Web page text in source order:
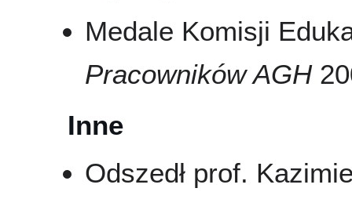
Medale Komisji
Pracowników AGH
Inne
Odszedł prof.